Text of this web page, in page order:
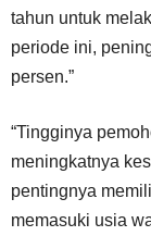
tahun untuk
periode ini,
persen.”
“Tingginya
meningkatnya
pentingnya
memasuki usia